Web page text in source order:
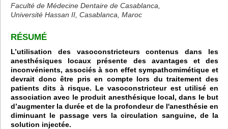
Faculté de Médecine Dentaire de Casablanca,
Université Hassan II, Casablanca, Maroc
RÉSUMÉ
L’utilisation des vasoconstricteurs contenus dans les
anesthésiques locaux présente des avantages et des
inconvénients, associés à son effet sympathomimétique et
devrait donc être pris en compte lors du traitement des
patients dits à risque. Le vasoconstricteur est utilisé en
association avec le produit anesthésique local, dans le but
d’augmenter la durée et de la profondeur de l'anesthésie en
diminuant le passage vers la circulation sanguine, de la
solution injectée.